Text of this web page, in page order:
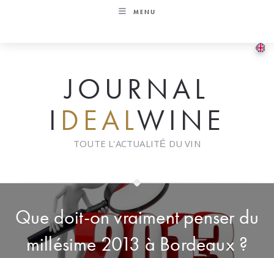
MENU
JOURNAL
I DEALWINE
TOUTE L'ACTUALITÉ DU VIN
Que doit-on vraiment penser du
millésime 2013 à Bordeaux ?